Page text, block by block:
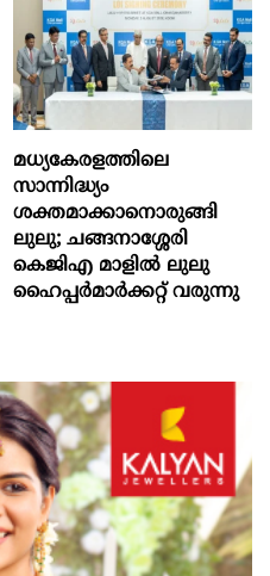
മധ്യകേരളത്തിലെ
സാന്നിദ്ധ്യം
ശക്തമാക്കാനൊരുങ്ങി
ലുലു; ചങ്ങനാശ്ശേരി
കെജിഎ മാളിൽ ലുലു
ഹൈപ്പർമാർക്കറ്റ് വരുന്നു